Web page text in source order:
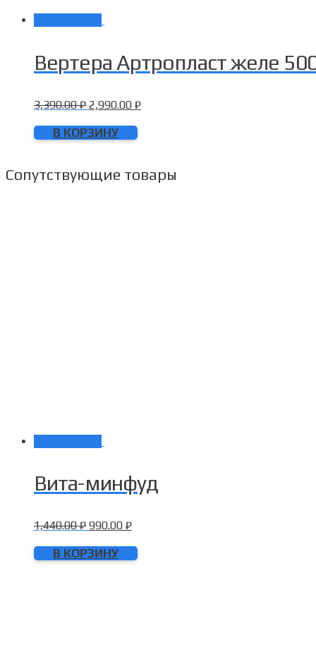
Вертера Артропласт желе
3,390.00₽ 2,990.00 ₽
В КОРЗИНУ
Сопутствующие товары
Вита-минфуд
1,440.00₽ 990.00 ₽
В КОРЗИНУ